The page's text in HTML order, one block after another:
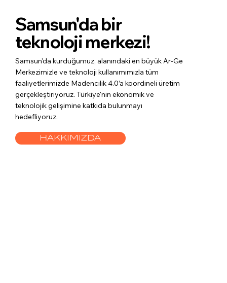
Samsun'da bir
teknoloji merkezi!
Samsun'da kurduğumuz, alanındaki en büyük Ar-Ge
Merkezimizle ve teknoloji kullanımımızla tüm
faaliyetlerimizde Madencilik 4.0’a koordineli üretim
gerçekleştiriyoruz. Türkiye'nin ekonomik ve
teknolojik gelişimine katkıda bulunmayı
hedefliyoruz.
HAKKIMIZDA